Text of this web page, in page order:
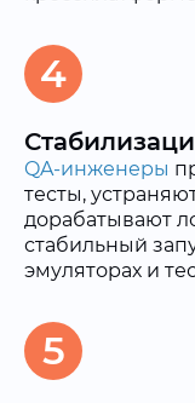
4
QA-инженеры
тесты,
дорабатывают
стабильный
эмуляторах и
5